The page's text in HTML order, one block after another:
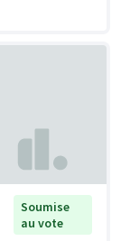
Soumise
au vote